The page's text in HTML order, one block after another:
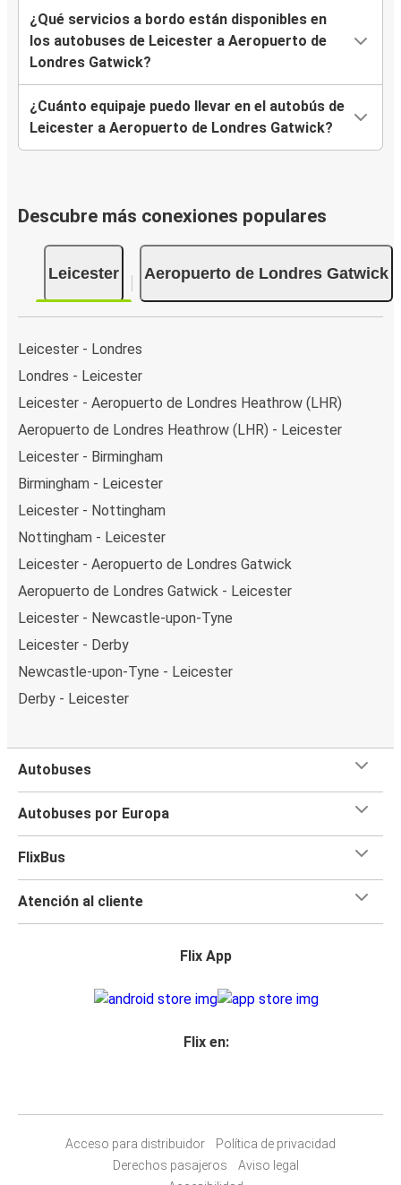
¿Qué servicios a bordo están disponibles en
los autobuses de Leicester a Aeropuerto de
Londres Gatwick?
¿Cuánto equipaje puedo llevar en el autobús de
Leicester a Aeropuerto de Londres Gatwick?
Descubre más conexiones populares
Leicester Aeropuerto de Londres Gatwick
Leicester - Londres
Londres - Leicester
Leicester - Aeropuerto de Londres Heathrow (LHR)
Aeropuerto de Londres Heathrow (LHR) - Leicester
Leicester - Birmingham
Birmingham - Leicester
Leicester - Nottingham
Nottingham - Leicester
Leicester - Aeropuerto de Londres Gatwick
Aeropuerto de Londres Gatwick - Leicester
Leicester - Newcastle-upon-Tyne
Leicester - Derby
Newcastle-upon-Tyne - Leicester
Derby - Leicester
Autobuses
Autobuses por Europa
FlixBus
Atención al cliente
Flix App
Flix en:
Acceso para distribuidor
Política de privacidad
Derechos pasajeros
Aviso legal